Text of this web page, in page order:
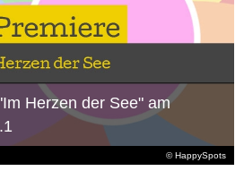
© HappySpots
Herzen der See" am